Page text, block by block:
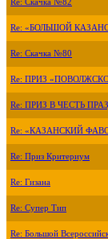
Re: Скачка №82
Re: «БОЛЬШОЙ
Re: Скачка №80
Re: ПРИЗ
Re: ПРИЗ В ЧЕСТЬ
Re: «КАЗАНСКИЙ
Re: Приз Критериум
Re: Гизана
Re: Супер Тип
Re: Большой